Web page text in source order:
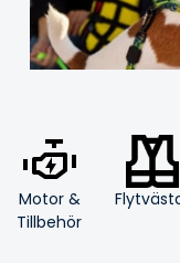
Motor &
Tillbehör